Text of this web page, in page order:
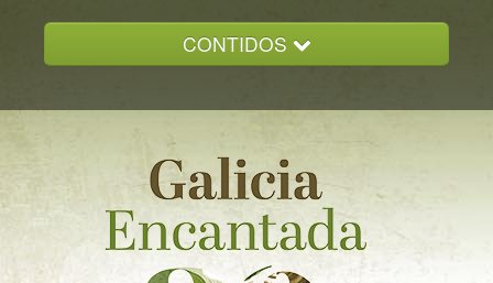
CONTIDOS
GALICIA ENCANTADA
DOCUMENTACION
NOVAS
CONTACTO